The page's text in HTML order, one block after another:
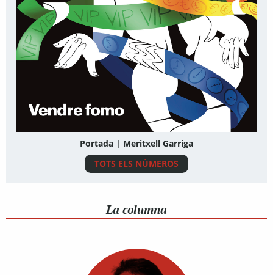
Portada | Meritxell Garriga
TOTS ELS NÚMEROS
La columna